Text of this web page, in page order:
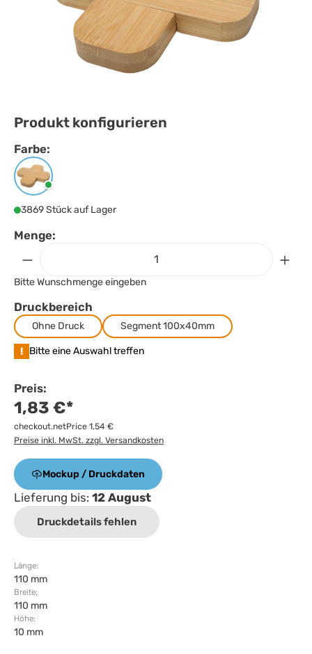
Produkt konfigurieren
Farbe:
Farbeauswählen
Natur
3869 Stück auf Lager
Menge:
Bitte Wunschmenge eingeben
Druckbereich
Ohne Druck Segment 100x40mm
! Bitte eine Auswahl treffen
Preis:
1,83 €*
checkout.netPrice 1,54 €
Preise inkl. MwSt. zzgl. Versandkosten
Mockup / Druckdaten
Lieferung bis: 12 August
Druckdetails fehlen
Länge:
110 mm
Breite:
110 mm
Höhe:
10 mm